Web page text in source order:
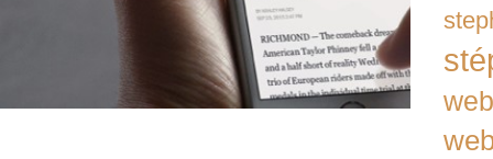
web